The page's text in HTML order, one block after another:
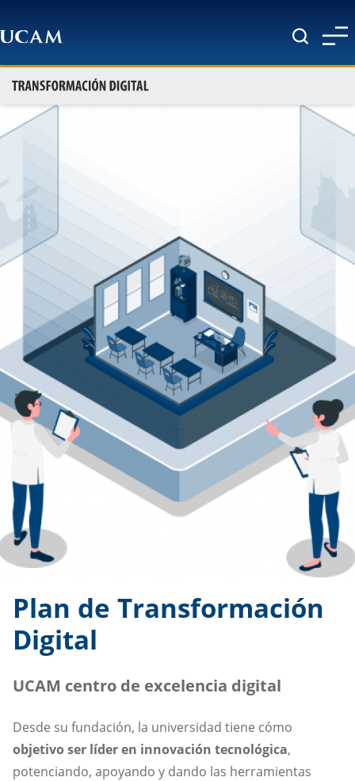
Plan de Transformación
Digital
UCAM centro de excelencia digital
Desde su fundación, la universidad tiene cómo
objetivo ser líder en innovación tecnológica,
potenciando, apoyando y dando las herramientas